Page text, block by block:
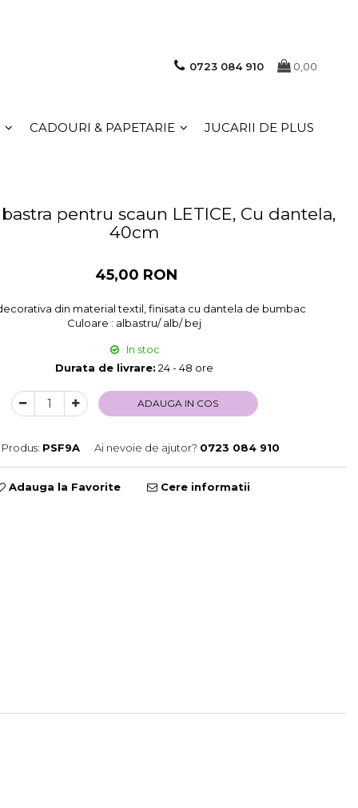
0723 084 910 0,00
CADOURI & PAPETARIE JUCARII DE PLUS
pentru scaun LETICE, Cu dantela,
40cm
45,00 RON
din material textil, finisata cu dantela de bumbac
Culoare : albastru/ alb/ bej
In stoc
Durata de livrare: 24 - 48 ore
ADAUGA IN COS
PSF9A Ai nevoie de ajutor? 0723 084 910
Adauga la Favorite Cere informatii